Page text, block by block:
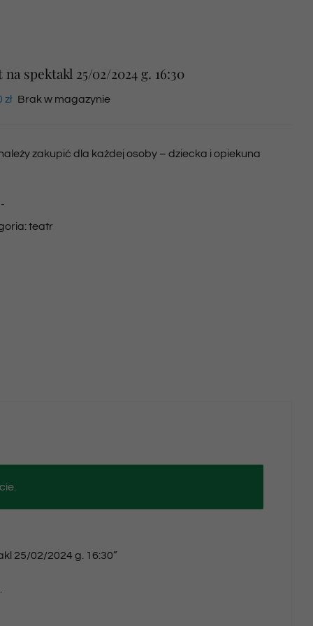
na spektakl 25/02/2024 g. 16:30
zł Brak w magazynie
zakupić dla każdej osoby – dziecka i opiekuna
-
teatr
25/02/2024 g. 16:30”